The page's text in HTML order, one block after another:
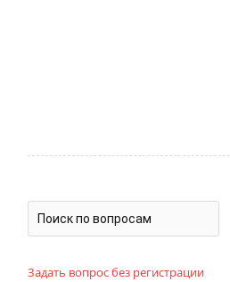
Задать вопрос без регистрации